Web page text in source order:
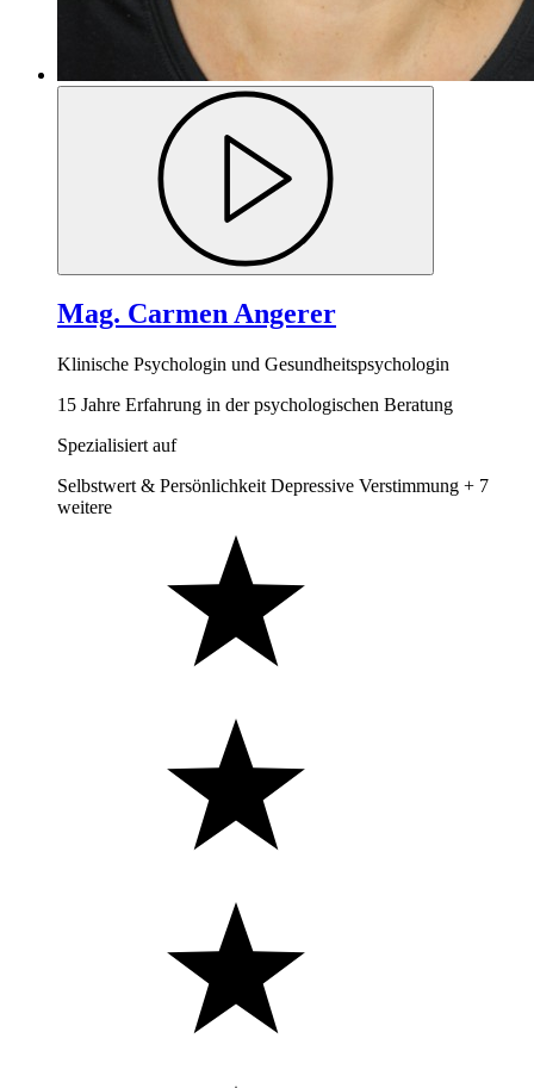
Mag. Carmen Angerer
Klinische Psychologin und Gesundheitspsychologin
15 Jahre Erfahrung in der psychologischen Beratung
Spezialisiert auf
Selbstwert & Persönlichkeit Depressive Verstimmung + 7
weitere